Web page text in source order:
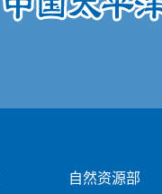
自然资源部